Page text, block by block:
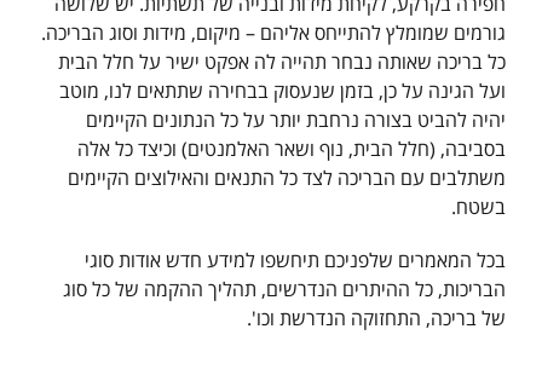
גורמים שמומלץ להתייחס אליהם – מיקום, מידות וסוג הבריכה.
כל בריכה שאותה נבחר תהייה לה אפקט ישיר על חלל הבית
ועל הגינה על כן, בזמן שנעסוק בבחירה שתתאים לנו, מוטב
יהיה להביט בצורה נרחבת יותר על כל הנתונים הקיימים
בסביבה, (חלל הבית, נוף ושאר האלמנטים) וכיצד כל אלה
משתלבים עם הבריכה לצד כל התנאים והאילוצים הקיימים
בשטח.
בכל המאמרים שלפניכם תיחשפו למידע חדש אודות סוגי
הבריכות, כל ההיתרים הנדרשים, תהליך ההקמה של כל סוג
של בריכה, התחזוקה הנדרשת וכו'.